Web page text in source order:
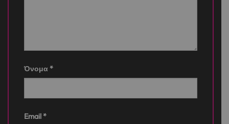
Όνομα *
Email *